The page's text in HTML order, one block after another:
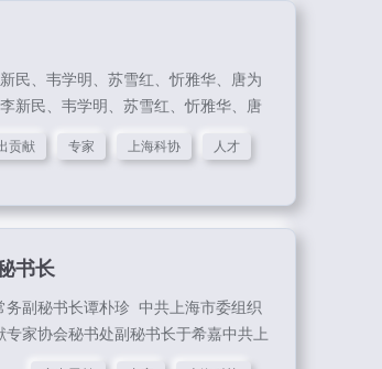
韦学明、苏雪红、忻雅华、唐为
、韦学明、苏雪红、忻雅华、唐
贡献 专家 上海科协 人才
书长
副秘书长谭朴珍 中共上海市委组织
家协会秘书处副秘书长于希嘉中共上